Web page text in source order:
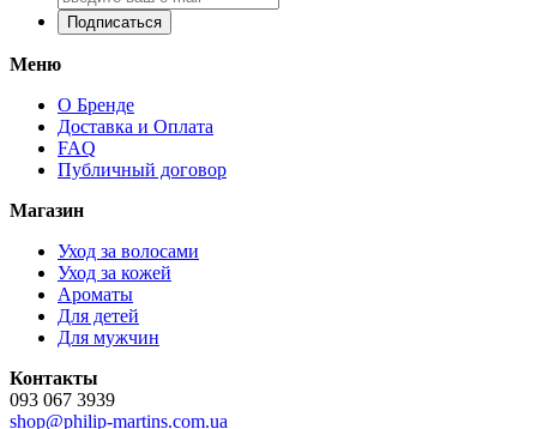
Подписаться
Меню
О Бренде
Доставка и Оплата
FAQ
Публичный договор
Магазин
Уход за волосами
Уход за кожей
Ароматы
Для детей
Для мужчин
Контакты
093 067 3939
shop@philip-martins.com.ua